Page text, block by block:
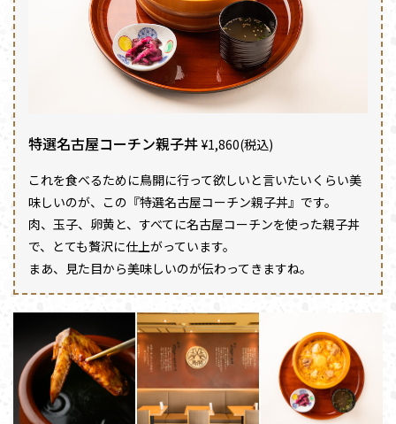
特選名古屋コーチン親子丼 ¥1,860(税込)
これを食べるために鳥開に行って欲しいと言いたいくらい美
味しいのが、この『特選名古屋コーチン親子丼』です。
肉、玉子、卵黄と、すべてに名古屋コーチンを使った親子丼
で、とても贅沢に仕上がっています。
まあ、見た目から美味しいのが伝わってきますね。